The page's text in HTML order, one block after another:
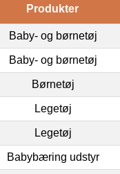
Produkter
Baby- og børnetøj
Baby- og børnetøj
Børnetøj
Legetøj
Legetøj
Babybæring udstyr